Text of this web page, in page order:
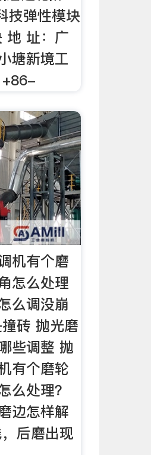
技弹性模块
地 址：广
塘新境工
机有个磨
怎么处理
么调没崩
砖 抛光磨
些调整 抛
有个磨轮
么处理？
边怎样解
后磨出现